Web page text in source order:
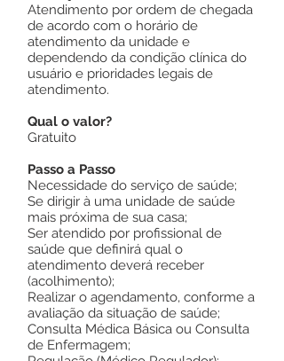
Atendimento por ordem de chegada
de acordo com o horário de
atendimento da unidade e
dependendo da condição clínica do
usuário e prioridades legais de
atendimento.
Qual o valor?
Gratuito
Passo a Passo
Necessidade do serviço de saúde;
Se dirigir à uma unidade de saúde
mais próxima de sua casa;
Ser atendido por profissional de
saúde que definirá qual o
atendimento deverá receber
(acolhimento);
Realizar o agendamento, conforme a
avaliação da situação de saúde;
Consulta Médica Básica ou Consulta
de Enfermagem;